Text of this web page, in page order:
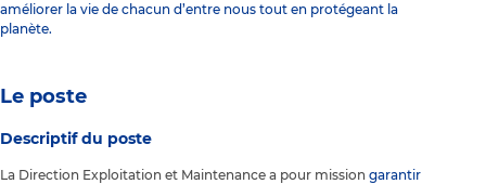
améliorer la vie de chacun d’entre nous tout en protégeant la
planète.
Le poste
Descriptif du poste
La Direction Exploitation et Maintenance a pour mission garantir